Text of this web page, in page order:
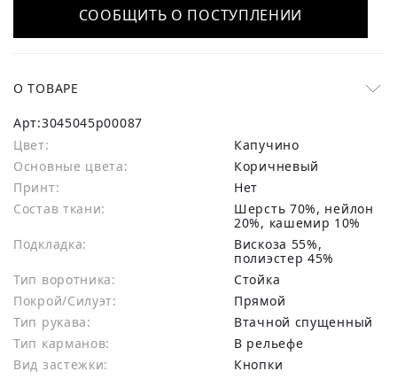
СООБЩИТЬ О ПОСТУПЛЕНИИ
О ТОВАРЕ
Арт:3045045p00087
Цвет:
Капучино
Основные цвета:
коричневый
Принт:
Нет
Состав ткани:
шерсть 70%, нейлон
20%, кашемир 10%
Подкладка:
Вискоза 55%,
полиэстер 45%
Тип воротника:
Стойка
Покрой/Силуэт:
Прямой
Тип рукава:
Втачной спущенный
Тип карманов:
В рельефе
Вид застежки:
Кнопки